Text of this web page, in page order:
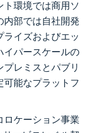
環境では商用ソ
内部では自社開発
イズおよびエッ
イパースケールの
レミスとパブリ
可能なプラットフ
ロケーション事業